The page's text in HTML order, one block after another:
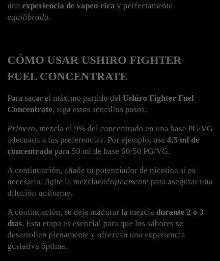
una experiencia de vapeo rica
equilibrada.
CÓMO USAR USHIRO FIGHTER
FUEL CONCENTRATE
Para sacar el máximo partido del Ushiro Fighter Fuel
Concentrate, siga estos sencillos pasos:
Primero, mezcla el 9% del concentrado en una base PG/VG
adecuada a tus preferencias. Por ejemplo, usa 4,5 ml de
concentrado para 50 ml de base 50/50 PG/VG.
A continuación, añade tu potenciador de nicotina si es
necesario. Agite la mezclaenérgicamente para asegurar una
dilución uniforme.
A continuación, se deja madurar la mezcla durante 2 o 3
días. Esta etapa es esencial para que los sabores se
desarrollen plenamente y ofrezcan una experiencia
gustativa óptima.